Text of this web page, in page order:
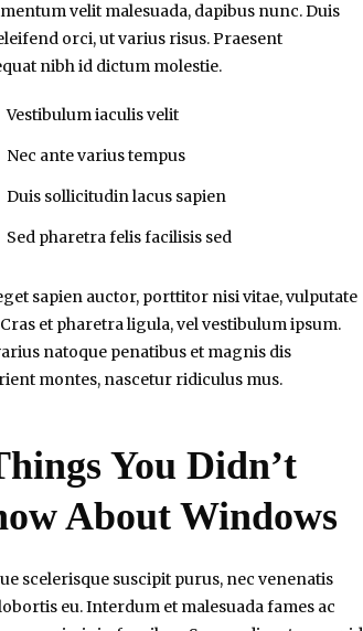
velit malesuada, dapibus nunc. Duis
orci, ut varius risus. Praesent
nibh id dictum molestie.
Vestibulum iaculis velit
Nec ante varius tempus
Duis sollicitudin lacus sapien
Sed pharetra felis facilisis sed
sapien auctor, porttitor nisi vitae, vulputate
et pharetra ligula, vel vestibulum ipsum.
natoque penatibus et magnis dis
montes, nascetur ridiculus mus.
You Didn’t
About Windows
scelerisque suscipit purus, nec venenatis
eu. Interdum et malesuada fames ac